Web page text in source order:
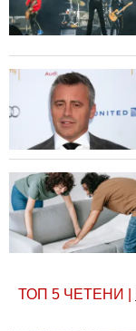
ТОП 5 ЧЕТЕНИ